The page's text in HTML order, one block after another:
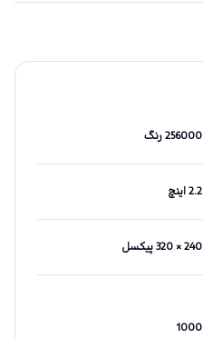
256000 رنگ
2.2 اینچ
240 × 320 پیکسل
1000